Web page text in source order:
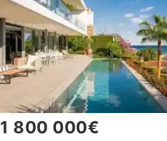
1 800 000€